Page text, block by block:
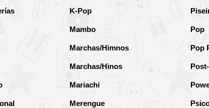
K-Pop
Mambo
Marchas/Himnos
Marchas/Hinos
Mariachi
Merengue
Pop
Pop